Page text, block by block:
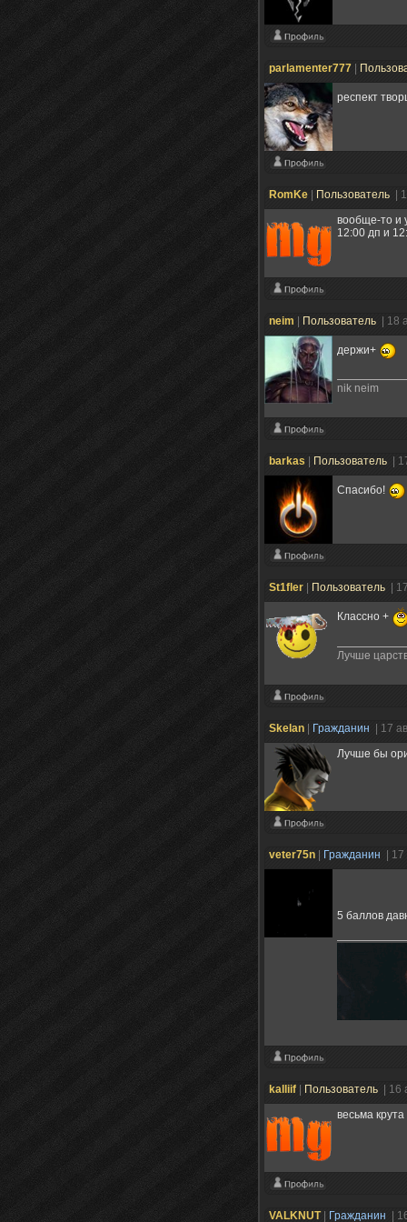
parlamenter777
респект
RomKe Пользователь
|
вообще-то и
12:00 дп и
neim Пользователь | 18
держи+
nik neim
barkas Пользователь |
Спасибо!
St1fler Пользователь |
Классно +
Лучше
Skelan Гражданин
| 17
Лучше бы
veter75n Гражданин |
5 баллов
kalliif Пользователь
| 16
весьма
VALKNUT| Гражданин |